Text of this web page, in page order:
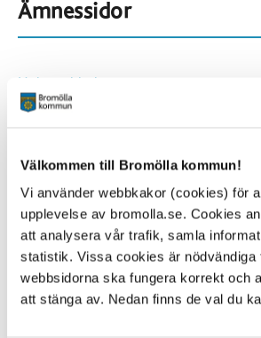
Välkommen till Bromölla kommun!
Vi använder webbkakor (cookies) för
upplevelse av bromolla.se. Cookies
att analysera vår trafik, samla
statistik. Vissa cookies är nödvändiga
webbsidorna ska fungera korrekt och
att stänga av. Nedan finns de val du
Ämnessidor
Hela webbplatsen
Alla platser